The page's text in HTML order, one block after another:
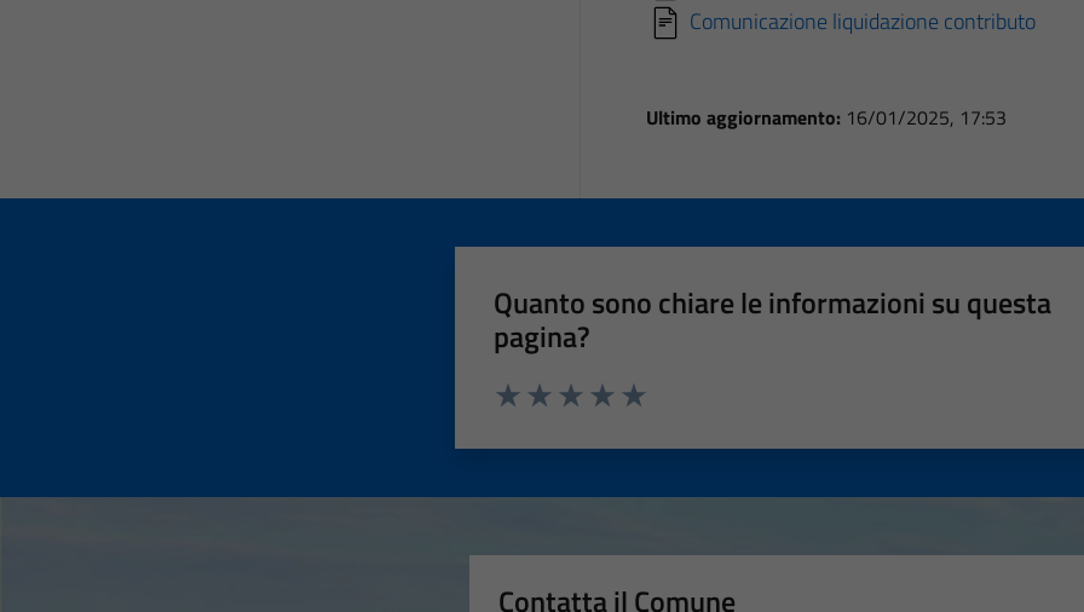
Comunicazione liquidazione contributo
Ultimo aggiornamento: 16/01/2025, 17:53
Quanto sono chiare le informazioni su questa
pagina?
Contatta il Comune